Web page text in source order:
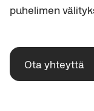
puhelimen
Ota yhteyttä